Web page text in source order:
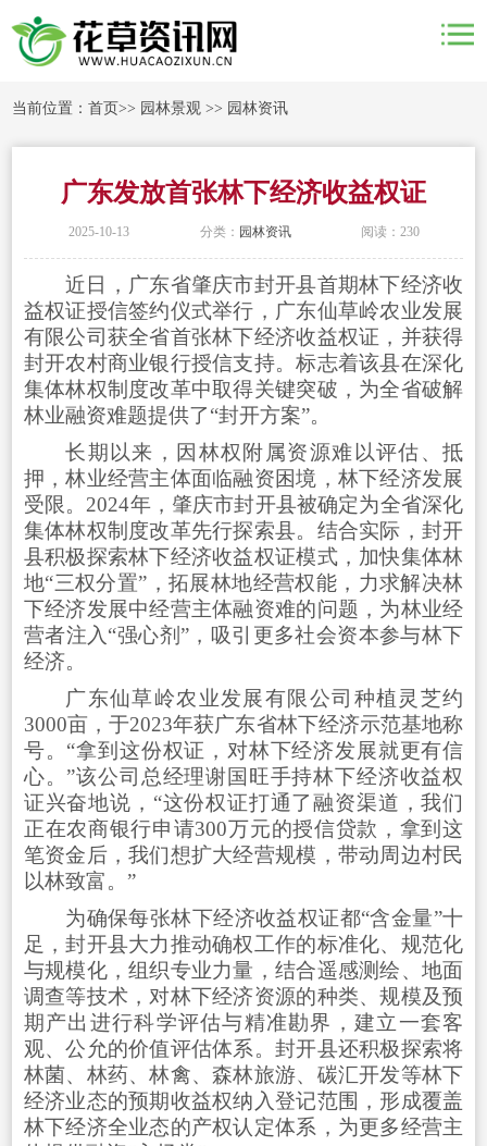
当前位置：首页>> 园林景观 >> 园林资讯
广东发放首张林下经济收益权证
2025-10-13 分类： 园林资讯 阅读：230
近日，广东省肇庆市封开县首期林下经济收
益权证授信签约仪式举行，广东仙草岭农业发展
有限公司获全省首张林下经济收益权证，并获得
封开农村商业银行授信支持。标志着该县在深化
集体林权制度改革中取得关键突破，为全省破解
林业融资难题提供了“封开方案”。
长期以来，因林权附属资源难以评估、抵
押，林业经营主体面临融资困境，林下经济发展
受限。2024年，肇庆市封开县被确定为全省深化
集体林权制度改革先行探索县。结合实际，封开
县积极探索林下经济收益权证模式，加快集体林
地“三权分置”，拓展林地经营权能，力求解决林
下经济发展中经营主体融资难的问题，为林业经
营者注入“强心剂”，吸引更多社会资本参与林下
经济。
广东仙草岭农业发展有限公司种植灵芝约
3000亩，于2023年获广东省林下经济示范基地称
号。“拿到这份权证，对林下经济发展就更有信
心。”该公司总经理谢国旺手持林下经济收益权
证兴奋地说，“这份权证打通了融资渠道，我们
正在农商银行申请300万元的授信贷款，拿到这
笔资金后，我们想扩大经营规模，带动周边村民
以林致富。”
为确保每张林下经济收益权证都“含金量”十
足，封开县大力推动确权工作的标准化、规范化
与规模化，组织专业力量，结合遥感测绘、地面
调查等技术，对林下经济资源的种类、规模及预
期产出进行科学评估与精准勘界，建立一套客
观、公允的价值评估体系。封开县还积极探索将
林菌、林药、林禽、森林旅游、碳汇开发等林下
经济业态的预期收益权纳入登记范围，形成覆盖
林下经济全业态的产权认定体系，为更多经营主